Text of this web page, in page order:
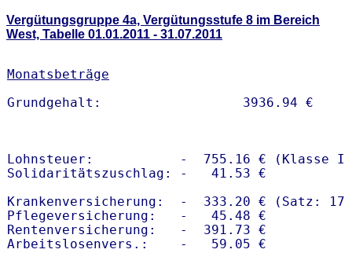
Vergütungsgruppe 4a, Vergütungsstufe 8 im Bereich
West, Tabelle 01.01.2011 - 31.07.2011
Monatsbeträge
Lohnsteuer:           -  755.16 € (Klasse I)
Solidaritätszuschlag: -   41.53 €
Krankenversicherung:  -  333.20 € (Satz:
Pflegeversicherung:   -   45.48 €
Rentenversicherung:   -  391.73 €
Arbeitslosenvers.:    -   59.05 €